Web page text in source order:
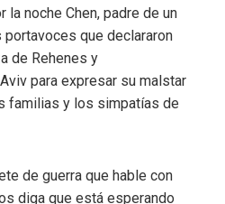
noche Chen, padre de un
que declararon
de Rehenes y
para expresar su malstar
familias y los simpatías de
de guerra que hable con
diga que está esperando